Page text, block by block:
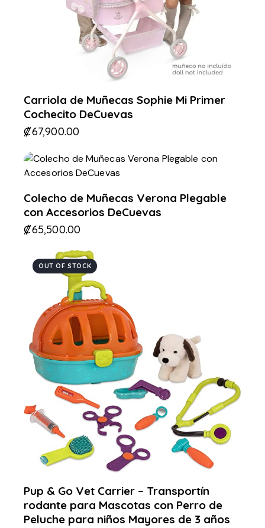
Carriola de Muñecas Sophie Mi Primer
Cochecito DeCuevas
₡67,900.00
Colecho de Muñecas Verona Plegable
con Accesorios DeCuevas
₡65,500.00
OUT OF STOCK
Pup & Go Vet Carrier – Transportín
rodante para Mascotas con Perro de
Peluche para niños Mayores de 3 años